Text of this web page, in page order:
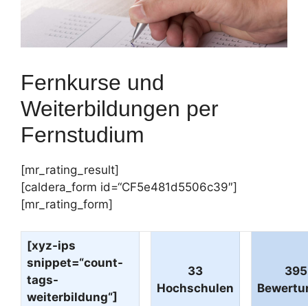
Fernkurse und
Weiterbildungen per
Fernstudium
[mr_rating_result]
[caldera_form id=“CF5e481d5506c39″]
[mr_rating_form]
[xyz-ips
snippet=“count-
tags-
weiterbildung“]
33
Hochschulen
395